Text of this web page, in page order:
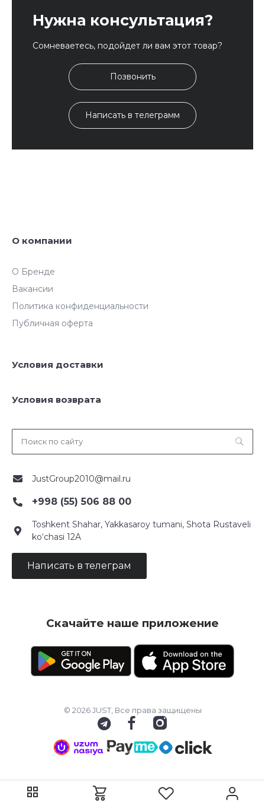
Нужна консультация?
Сомневаетесь, подойдет ли вам этот товар?
Позвонить
Написать в телеграмм
О компании
О Бренде
Вакансии
Политика конфиденциальности
Публичная оферта
Условия доставки
Условия возврата
JustGroup2010@mail.ru
+998 (55) 506 88 00
Toshkent Shahar, Yakkasaroy tumani, Shota Rustaveli
ko‘chasi 12A
Написать в телеграм
Скачайте наше приложение
© 2026 JUST, Все права защищены